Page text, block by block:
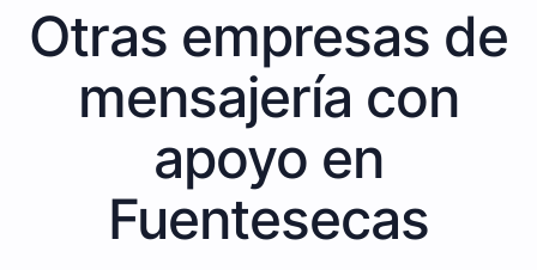
Otras empresas de
mensajería con
apoyo en
Fuentesecas